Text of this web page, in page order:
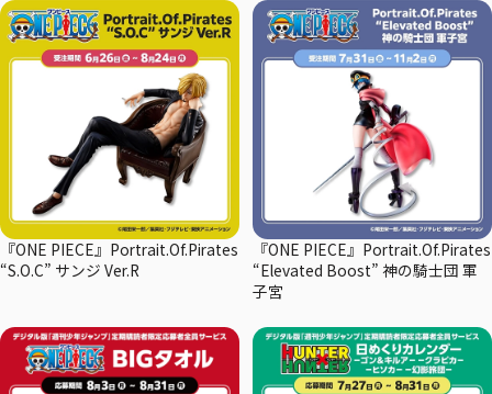
『ONE PIECE』Portrait.Of.Pirates
“S.O.C” サンジ Ver.R
『ONE PIECE』Portrait.Of.Pirates
“Elevated Boost” 神の騎士団 軍
子宮